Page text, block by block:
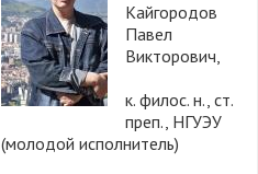
Кайгородов
Павел
Викторович,
к. филос. н., ст.
преп., НГУЭУ
(молодой исполнитель)